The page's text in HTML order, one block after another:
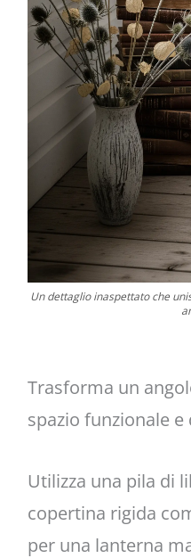
Un dettaglio inaspettato che
Trasforma un
spazio funzionale
Utilizza una pila di
copertina rigida
per una lanterna